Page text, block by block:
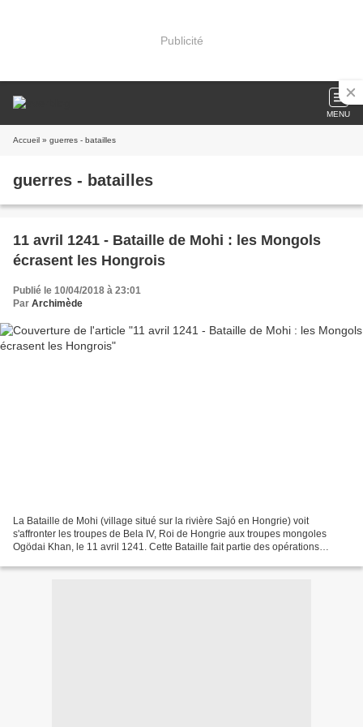
Publicité
MENU
Accueil » guerres - batailles
guerres - batailles
11 avril 1241 - Bataille de Mohi : les Mongols
écrasent les Hongrois
Publié le 10/04/2018 à 23:01
Par Archimède
La Bataille de Mohi (village situé sur la rivière Sajó en Hongrie) voit
s'affronter les troupes de Bela IV, Roi de Hongrie aux troupes mongoles
Ogödai Khan, le 11 avril 1241. Cette Bataille fait partie des opérations